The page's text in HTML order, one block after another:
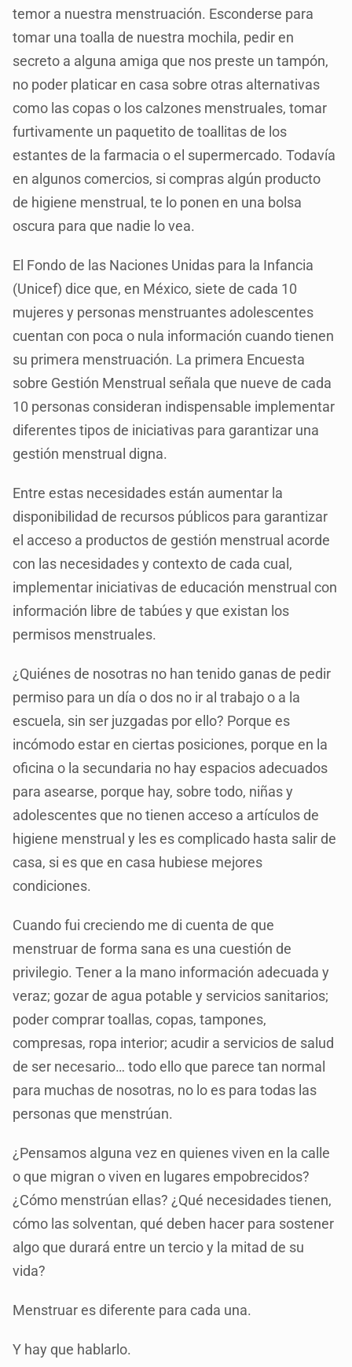
temor a nuestra menstruación. Esconderse para
tomar una toalla de nuestra mochila, pedir en
secreto a alguna amiga que nos preste un tampón,
no poder platicar en casa sobre otras alternativas
como las copas o los calzones menstruales, tomar
furtivamente un paquetito de toallitas de los
estantes de la farmacia o el supermercado. Todavía
en algunos comercios, si compras algún producto
de higiene menstrual, te lo ponen en una bolsa
oscura para que nadie lo vea.
El Fondo de las Naciones Unidas para la Infancia
(Unicef) dice que, en México, siete de cada 10
mujeres y personas menstruantes adolescentes
cuentan con poca o nula información cuando tienen
su primera menstruación. La primera Encuesta
sobre Gestión Menstrual señala que nueve de cada
10 personas consideran indispensable implementar
diferentes tipos de iniciativas para garantizar una
gestión menstrual digna.
Entre estas necesidades están aumentar la
disponibilidad de recursos públicos para garantizar
el acceso a productos de gestión menstrual acorde
con las necesidades y contexto de cada cual,
implementar iniciativas de educación menstrual con
información libre de tabúes y que existan los
permisos menstruales.
¿Quiénes de nosotras no han tenido ganas de pedir
permiso para un día o dos no ir al trabajo o a la
escuela, sin ser juzgadas por ello? Porque es
incómodo estar en ciertas posiciones, porque en la
oficina o la secundaria no hay espacios adecuados
para asearse, porque hay, sobre todo, niñas y
adolescentes que no tienen acceso a artículos de
higiene menstrual y les es complicado hasta salir de
casa, si es que en casa hubiese mejores
condiciones.
Cuando fui creciendo me di cuenta de que
menstruar de forma sana es una cuestión de
privilegio. Tener a la mano información adecuada y
veraz; gozar de agua potable y servicios sanitarios;
poder comprar toallas, copas, tampones,
compresas, ropa interior; acudir a servicios de salud
de ser necesario… todo ello que parece tan normal
para muchas de nosotras, no lo es para todas las
personas que menstrúan.
¿Pensamos alguna vez en quienes viven en la calle
o que migran o viven en lugares empobrecidos?
¿Cómo menstrúan ellas? ¿Qué necesidades tienen,
cómo las solventan, qué deben hacer para sostener
algo que durará entre un tercio y la mitad de su
vida?
Menstruar es diferente para cada una.
Y hay que hablarlo.